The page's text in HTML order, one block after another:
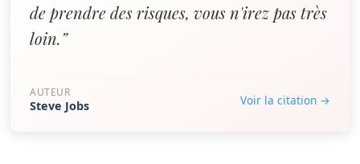
de prendre des risques, vous n'irez pas très
loin.”
AUTEUR
Steve Jobs Voir la citation →